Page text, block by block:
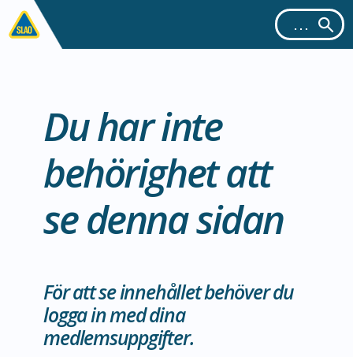
Du har inte
behörighet att
se denna sidan
För att se innehållet behöver du
logga in med dina
medlemsuppgifter.